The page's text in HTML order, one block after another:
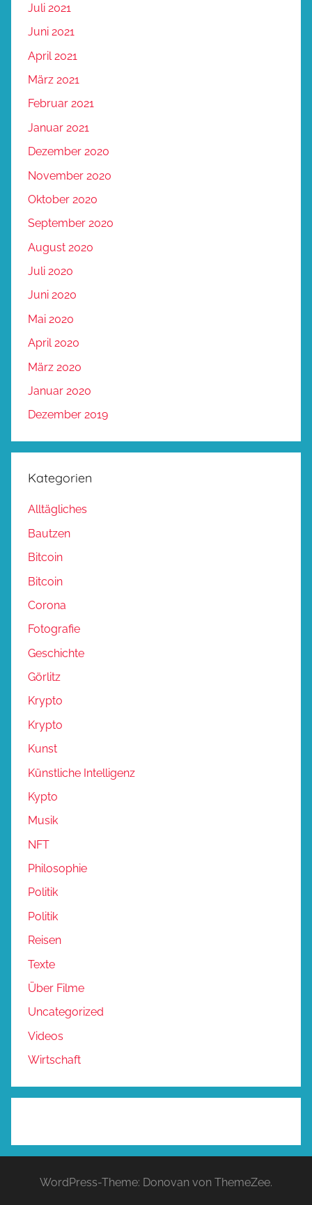
Juli 2021
Juni 2021
April 2021
März 2021
Februar 2021
Januar 2021
Dezember 2020
November 2020
Oktober 2020
September 2020
August 2020
Juli 2020
Juni 2020
Mai 2020
April 2020
März 2020
Januar 2020
Dezember 2019
Kategorien
Alltägliches
Bautzen
Bitcoin
Bitcoin
Corona
Fotografie
Geschichte
Görlitz
Krypto
Krypto
Kunst
Künstliche Intelligenz
Kypto
Musik
NFT
Philosophie
Politik
Politik
Reisen
Texte
Über Filme
Uncategorized
Videos
Wirtschaft
WordPress-Theme: Donovan von ThemeZee.